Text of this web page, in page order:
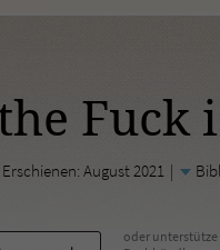
Fuck
Erschienen: August 2021
oder unterstütze